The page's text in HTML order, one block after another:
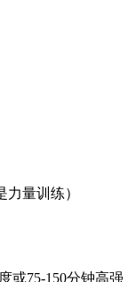
力量训练）
或75-150分钟高强